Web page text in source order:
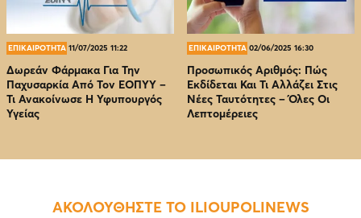
ΕΠΙΚΑΙΡΟΤΗΤΑ 11/07/2025 11:22
Δωρεάν Φάρμακα Για Την
Παχυσαρκία Από Τον EOΠΥΥ –
Τι Ανακοίνωσε Η Υφυπουργός
Υγείας
ΕΠΙΚΑΙΡΟΤΗΤΑ 02/06/2025 16:30
Προσωπικός Αριθμός: Πώς
Εκδίδεται Και Τι Αλλάζει Στις
Νέες Ταυτότητες – Όλες Οι
Λεπτομέρειες
ΑΚΟΛΟΥΘΗΣΤΕ ΤΟ ILIOUPOLINEWS